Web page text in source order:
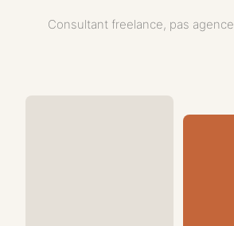
Consultant freelance, pas agence